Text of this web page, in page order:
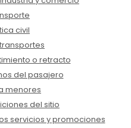
civil
o retracto
del pasajero
menores
del sitio
servicios y promociones